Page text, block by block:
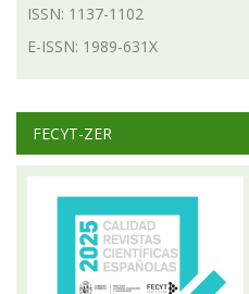
ISSN: 1137-1102
E-ISSN: 1989-631X
FECYT-ZER